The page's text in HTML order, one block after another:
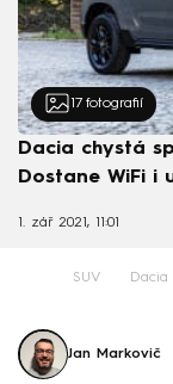
17 fotografií
Dacia chystá
Dostane WiFi i
1. zář 2021, 11:01
SUV Dacia
Jan Markovič